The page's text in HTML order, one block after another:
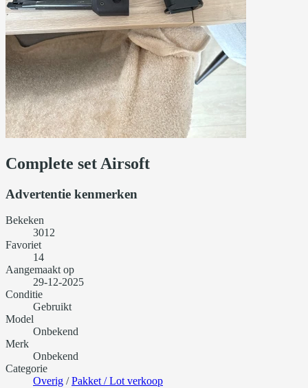
Complete set Airsoft
Advertentie kenmerken
Bekeken
3012
Favoriet
14
Aangemaakt op
29-12-2025
Conditie
Gebruikt
Model
Onbekend
Merk
Onbekend
Categorie
Overig /Pakket / Lot verkoop